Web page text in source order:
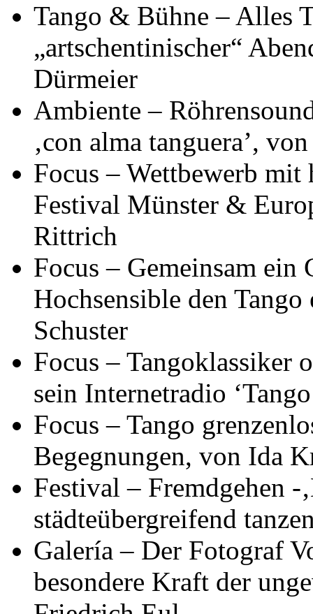
Tango & Bühne – Alles
„artschentinischer“
Dürmeier
Ambiente –
‚con alma tanguera’,
Focus – Wettbewerb
Festival Münster &
Rittrich
Focus – Gemeinsam ein
Hochsensible den
Schuster
Focus – Tangoklassiker
sein Internetradio
Focus – Tango
Begegnungen, von Ida
Festival – Fremdgehen -
städteübergreifend
Galería – Der Fotograf
besondere Kraft der